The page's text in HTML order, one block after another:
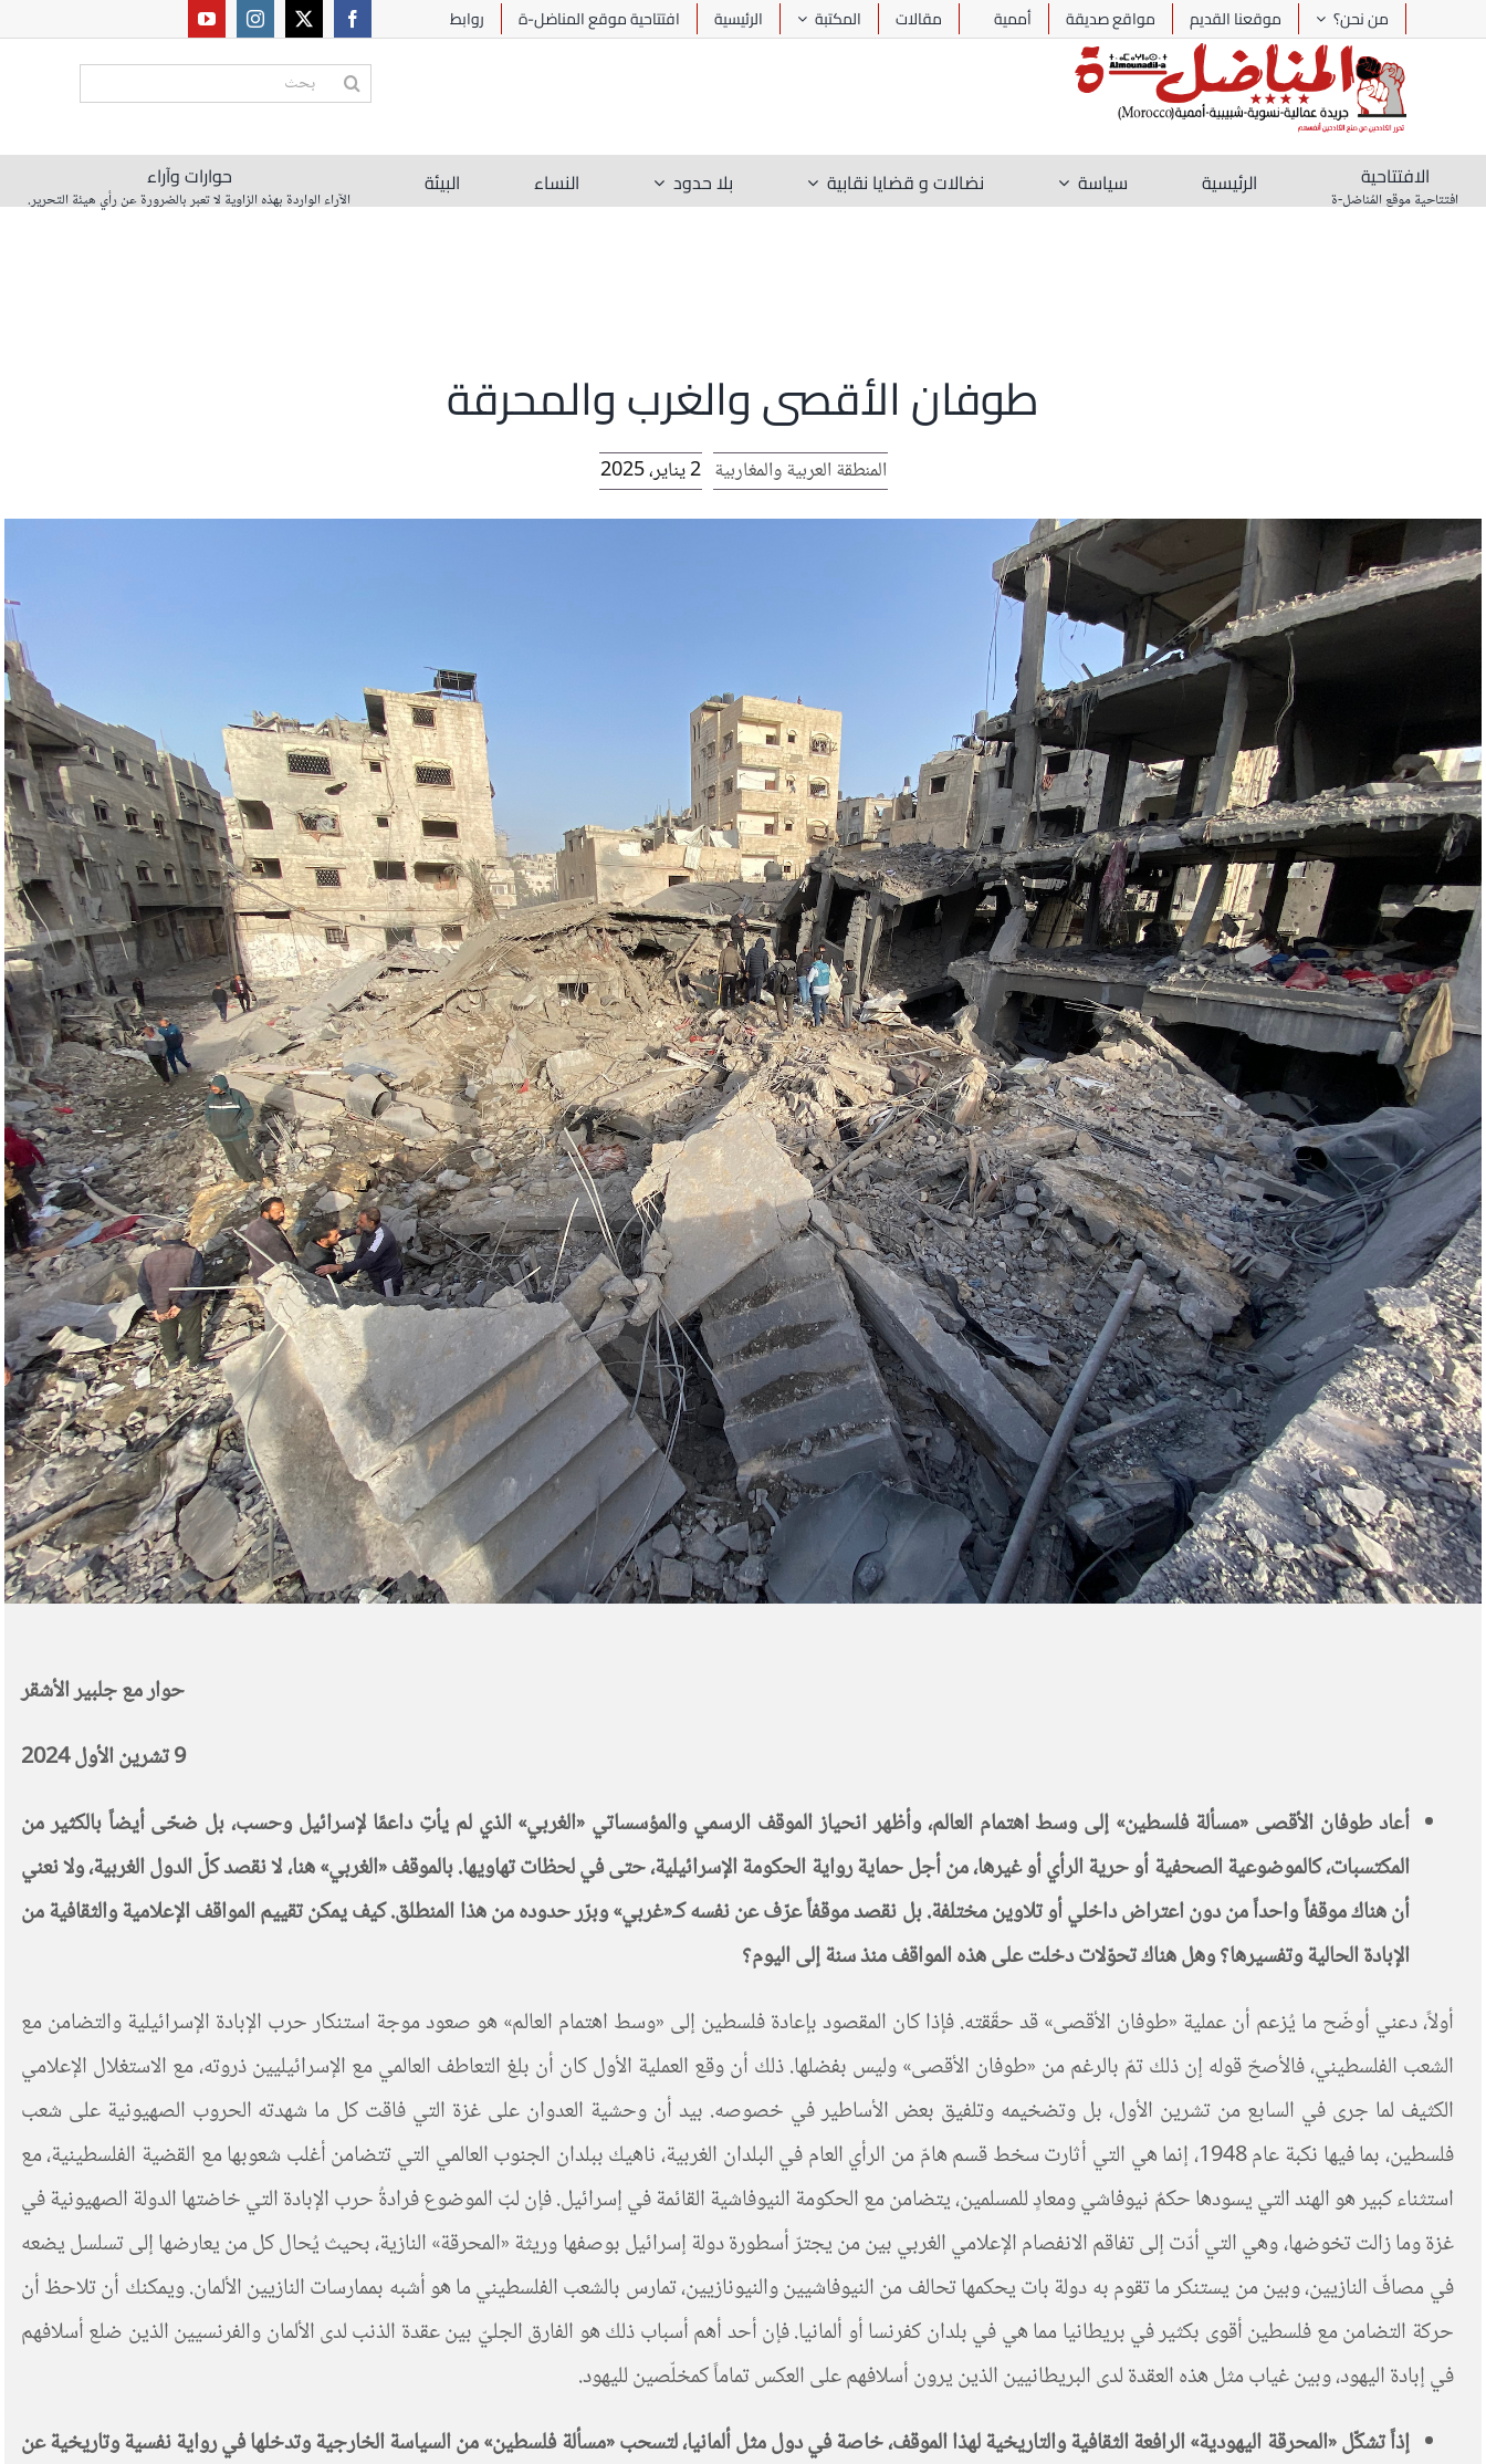
من نحن؟ موقعنا القديم مواقع صديقة أممية مقالات المكتبة الرئيسية افتتاحية موقع المناضل-ة روابط
البحث
الافتتاحية
افتتاحية موقع المُناضل-ة
الرئيسية سياسة نضالات و قضايا نقابية بلا حدود النساء البيئة حوارات وآراء
الآراء الواردة بهذه الزاوية لا تعبر بالضرورة عن رأي هيئة التحرير.
طوفان الأقصى والغرب والمحرقة
المنطقة العربية والمغاربية 2 يناير، 2025
حوار مع جلبير الأشقر
9 تشرين الأول 2024
أعاد طوفان الأقصى «مسألة فلسطين» إلى وسط اهتمام العالم، وأظهر انحياز الموقف الرسمي والمؤسساتي «الغربي» الذي لم يأتِ داعمًا لإسرائيل وحسب، بل ضحّى أيضاً بالكثير من
المكتسبات، كالموضوعية الصحفية أو حرية الرأي أو غيرها، من أجل حماية رواية الحكومة الإسرائيلية، حتى في لحظات تهاويها. بالموقف «الغربي» هنا، لا نقصد كلّ الدول الغربية، ولا نعني
أن هناك موقفاً واحداً من دون اعتراض داخلي أو تلاوين مختلفة. بل نقصد موقفاً عرّف عن نفسه كـ«غربي» وبرّر حدوده من هذا المنطلق. كيف يمكن تقييم المواقف الإعلامية والثقافية من
الإبادة الحالية وتفسيرها؟ وهل هناك تحوّلات دخلت على هذه المواقف منذ سنة إلى اليوم؟
أولاً، دعني أوضّح ما يُزعم أن عملية «طوفان الأقصى» قد حقّقته. فإذا كان المقصود بإعادة فلسطين إلى «وسط اهتمام العالم» هو صعود موجة استنكار حرب الإبادة الإسرائيلية والتضامن مع
الشعب الفلسطيني، فالأصحّ قوله إن ذلك تمّ بالرغم من «طوفان الأقصى» وليس بفضلها. ذلك أن وقع العملية الأول كان أن بلغ التعاطف العالمي مع الإسرائيليين ذروته، مع الاستغلال الإعلامي
الكثيف لما جرى في السابع من تشرين الأول، بل وتضخيمه وتلفيق بعض الأساطير في خصوصه. بيد أن وحشية العدوان على غزة التي فاقت كل ما شهدته الحروب الصهيونية على شعب
فلسطين، بما فيها نكبة عام 1948، إنما هي التي أثارت سخط قسم هامّ من الرأي العام في البلدان الغربية، ناهيك ببلدان الجنوب العالمي التي تتضامن أغلب شعوبها مع القضية الفلسطينية، مع
استثناء كبير هو الهند التي يسودها حكمٌ نيوفاشي ومعادٍ للمسلمين، يتضامن مع الحكومة النيوفاشية القائمة في إسرائيل. فإن لبّ الموضوع فرادةُ حرب الإبادة التي خاضتها الدولة الصهيونية في
غزة وما زالت تخوضها، وهي التي أدّت إلى تفاقم الانفصام الإعلامي الغربي بين من يجترّ أسطورة دولة إسرائيل بوصفها وريثة «المحرقة» النازية، بحيث يُحال كل من يعارضها إلى تسلسل يضعه
في مصافّ النازيين، وبين من يستنكر ما تقوم به دولة بات يحكمها تحالف من النيوفاشيين والنيونازيين، تمارس بالشعب الفلسطيني ما هو أشبه بممارسات النازيين الألمان. ويمكنك أن تلاحظ أن
حركة التضامن مع فلسطين أقوى بكثير في بريطانيا مما هي في بلدان كفرنسا أو ألمانيا. فإن أحد أهم أسباب ذلك هو الفارق الجليّ بين عقدة الذنب لدى الألمان والفرنسيين الذين ضلع أسلافهم
في إبادة اليهود، وبين غياب مثل هذه العقدة لدى البريطانيين الذين يرون أسلافهم على العكس تماماً كمخلّصين لليهود.
إذاً تشكّل «المحرقة اليهودية» الرافعة الثقافية والتاريخية لهذا الموقف، خاصة في دول مثل ألمانيا، لتسحب «مسألة فلسطين» من السياسة الخارجية وتدخلها في رواية نفسية وتاريخية عن